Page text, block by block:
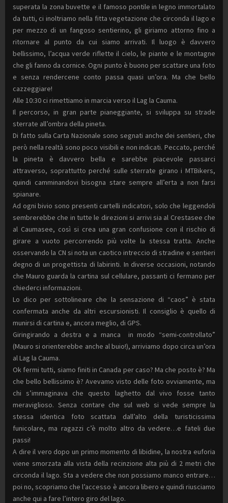
superata la zona buvette e il famoso pontile in legno immortalato
da tutti, ci inoltriamo nella fitta vegetazione che circonda il lago e
per mezzo di un fangoso sentierino, gli giriamo attorno fino a
ritornare al punto da cui siamo arrivati. Il luogo è davvero
bellissimo, l’acqua verde riflette il cielo, le piante e le montagne
che gli fanno da cornice. Ogni punto è buono per scattare una foto
e senza rendercene conto passa quasi un’ora. Ma che bello
cazzeggiare!
Alle 10:30 ci rimettiamo in marcia verso il Lag la Cauma.
Il percorso, in gran parte pianeggiante, si sviluppa su strade
sterrate all’ombra della pineta.
Di fatto sulla Carta Nazionale sono segnati anche dei sentieri, che
però nella realtà sono poco visibili e non indicati. Peccato, perché
la pineta è davvero bella e sarebbe piacevole passarci
attraverso, soprattutto perché sulle sterrate girano i MTBikers,
quindi camminandovi bisogna stare sempre all’erta a non farsi
spianare.
Ad ogni bivio sono presenti cartelli indicatori, solo che leggendoli
sembrerebbe che in tutte le direzioni si arrivi sia al Crestasee che
al Caumasee, così si crea una gran confusione con il rischio di
girare a vuoto percorrendo più volte la stessa tratta. Anche
osservando la CN si nota un caotico intreccio di stradine e sentieri
degno di un progettista di labirinti. In diverse occasioni, notando
che Mauro guarda la cartina sul cellulare, passanti ci fermano per
chiederci informazioni.
Lo dico per sottolineare che la sensazione di “caos” è stata
confermata anche da altri escursionisti. Il consiglio è quello di
munirsi di cartina e, ancora meglio, di GPS.
Giringirando a destra e a manca in modo “semi-controllato”
(Mauro si orienterebbe anche al buio!), arriviamo dopo circa un’ora
al Lag la Cauma.
Ok fermi tutti, siamo finiti in Canada per caso? Ma che posto è? Ma
che bello bellissimo è? Avevamo visto delle foto ovviamente, ma
chi s’immaginava che questo laghetto dal vivo fosse tanto
meraviglioso. Senza contare che sul web si vede sempre la
stessa identica foto scattata dall’alto della turisticissima
funicolare, ma ragazzi c’è molto altro da vedere…e fateli due
passi!
A dire il vero dopo un primo momento di libidine, la nostra euforia
viene smorzata alla vista della recinzione alta più di 2 metri che
circonda il lago. Sta a vedere che non possiamo manco entrare…
poi no, scopriamo che l’accesso è ancora libero e quindi riusciamo
anche qui a fare l’intero giro del lago.